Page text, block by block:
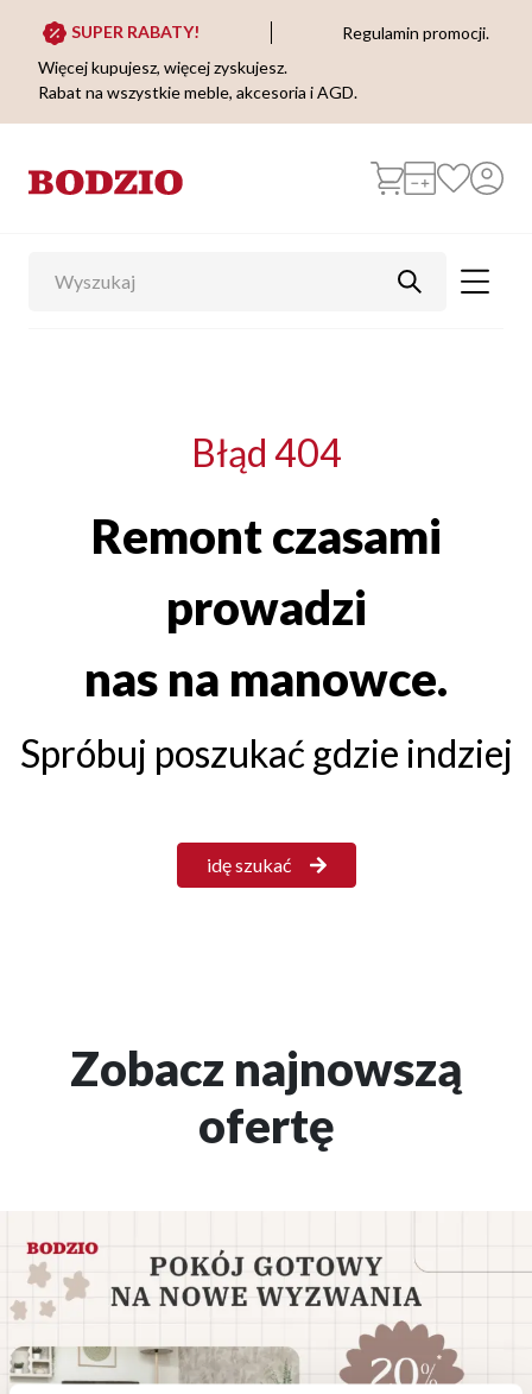
SUPER RABATY!
Regulamin promocji.
Więcej kupujesz, więcej zyskujesz.
Rabat na wszystkie meble, akcesoria i AGD.
Błąd 404
Remont czasami
prowadzi
nas na manowce.
Spróbuj poszukać gdzie indziej
idę szukać
Zobacz najnowszą
ofertę